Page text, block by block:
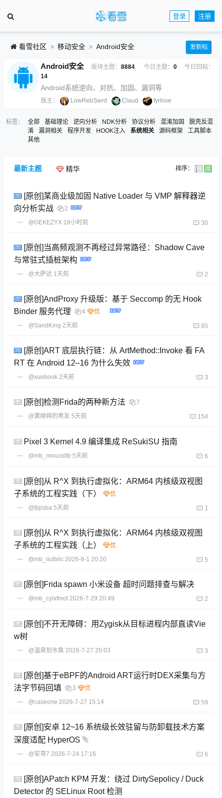
登录 注册
看雪社区 移动安全 Android安全 发新帖
Android安全 版块主题： 8884 今日主题： 0
今日回帖：
14
Android系统逆向、对抗、加固、漏洞等
版主： LowRebSwrd Claud fyrlove
标签： 全部 基础理论 逆向分析 NDK分析 协议分析 混淆加固
脱壳反混
淆
漏洞相关 程序开发 HOOK注入 系统相关 源码框架
工具脚本
其他
最新主题 精华 排序：
[原创]某商业级加固 Native Loader 与 VMP 解释器逆
向分析实战
2
@GEKEZYX 18小时前 30
[原创]当高频观测不再经过异常路径：Shadow Cave
与常驻式插桩架构
@大萨达 1天前 2
[原创]AndProxy 升级版：基于 Seccomp 的无 Hook
Binder 服务代理
4
@SandKing 2天前 85
[原创]ART 底层执行链：从 ArtMethod::Invoke 看 FA
RT 在 Android 12–16 为什么失效
@xuebook 2天前 3
[原创]检测Frida的两种新方法
7
@黄婷婷的男友 5天前 154
Pixel 3 Kernel 4.9 编译集成 ReSukiSU 指南
@mb_mouosltb 5天前 6
[原创]从 R^X 到执行虚拟化：ARM64 内核级双视图
子系统的工程实践（下）
@fjqisba 5天前 1
[原创]从 R^X 到执行虚拟化：ARM64 内核级双视图
子系统的工程实践（上）
@mb_iiulbilc 2026-8-1 20:20 5
[原创]Frida spawn 小米设备 超时问题排查与解决
@mb_cylxfmot 2026-7-29 20:49 2
[原创]不开无障碍：用Zygisk从目标进程内部直读Vie
w树
@温泉划水鱼 2026-7-27 20:03 3
[原创]基于eBPF的Android ART运行时DEX采集与方
法字节码回填
3
@caseone 2026-7-27 15:14 59
[原创]安卓 12~16 系统级长效驻留与防卸载技术方案
深度适配 HyperOS
@安哥7 2026-7-24 17:16 6
[原创]APatch KPM 开发：绕过 DirtySepolicy / Duck
Detector 的 SELinux Root 检测